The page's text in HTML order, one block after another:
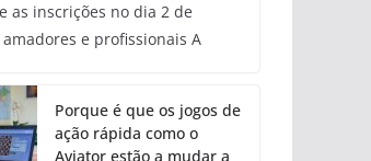
as inscrições no dia 2 de
e profissionais A
Porque é que os jogos de
ação rápida como o
Aviator estão a mudar a